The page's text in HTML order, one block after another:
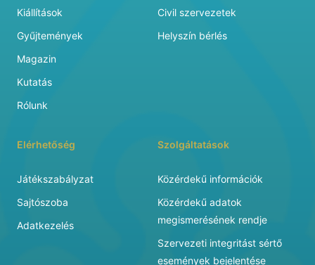
Kiállítások
Gyűjtemények
Magazin
Kutatás
Rólunk
Civil szervezetek
Helyszín bérlés
Elérhetőség
Játékszabályzat
Sajtószoba
Adatkezelés
Szolgáltatások
Közérdekű információk
Közérdekű adatok
megismerésének rendje
Szervezeti integritást sértő
események bejelentése